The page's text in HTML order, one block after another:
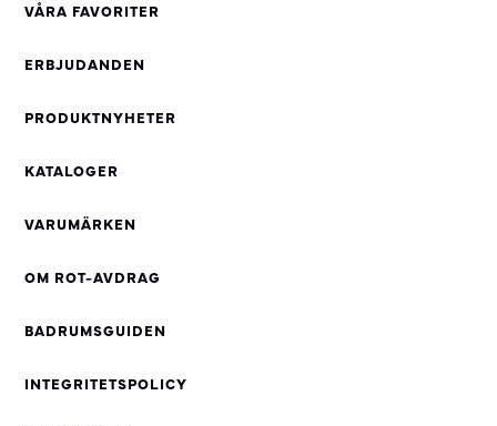
VÅRA FAVORITER
ERBJUDANDEN
PRODUKTNYHETER
KATALOGER
VARUMÄRKEN
OM ROT-AVDRAG
BADRUMSGUIDEN
INTEGRITETSPOLICY